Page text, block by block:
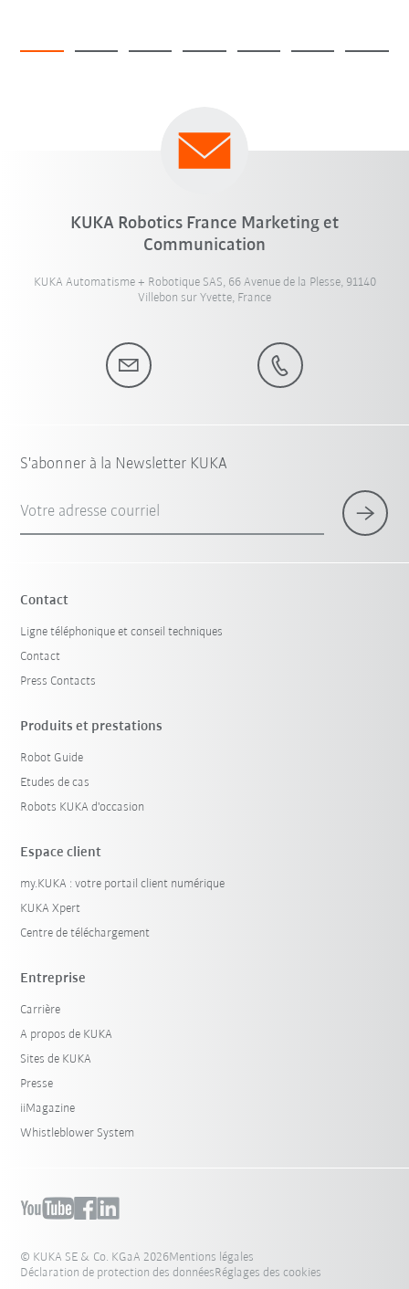
KUKA Robotics France Marketing et
Communication
KUKA Automatisme + Robotique SAS, 66 Avenue de la Plesse, 91140
Villebon sur Yvette, France
S'abonner à la Newsletter KUKA
Votre adresse courriel
Contact
Ligne téléphonique et conseil techniques
Contact
Press Contacts
Produits et prestations
Robot Guide
Etudes de cas
Robots KUKA d'occasion
Espace client
my.KUKA : votre portail client numérique
KUKA Xpert
Centre de téléchargement
Entreprise
Carrière
A propos de KUKA
Sites de KUKA
Presse
iiMagazine
Whistleblower System
© KUKA SE & Co. KGaA 2026Mentions légales
Déclaration de protection des donnéesRéglages des cookies